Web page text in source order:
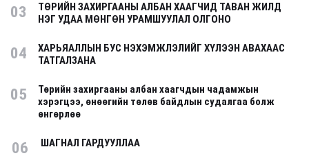
03
ТӨРИЙН ЗАХИРГААНЫ АЛБАН ХААГЧИД ТАВАН ЖИЛД
НЭГ УДАА МӨНГӨН УРАМШУУЛАЛ ОЛГОНО
04
ХАРЬЯАЛЛЫН БУС НЭХЭМЖЛЭЛИЙГ ХҮЛЭЭН АВАХААС
ТАТГАЛЗАНА
05
Төрийн захиргааны албан хаагчдын чадамжын
хэрэгцээ, өнөөгийн төлөв байдлын судалгаа болж
өнгөрлөө
06 ШАГНАЛ ГАРДУУЛЛАА